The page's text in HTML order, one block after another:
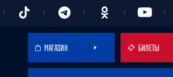
МАГАЗИН БИЛЕТЫ